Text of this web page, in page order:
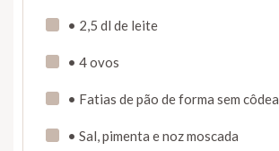
• 2,5 dl de leite
• 4 ovos
• Fatias de pão de forma sem côdea
• Sal, pimenta e noz moscada